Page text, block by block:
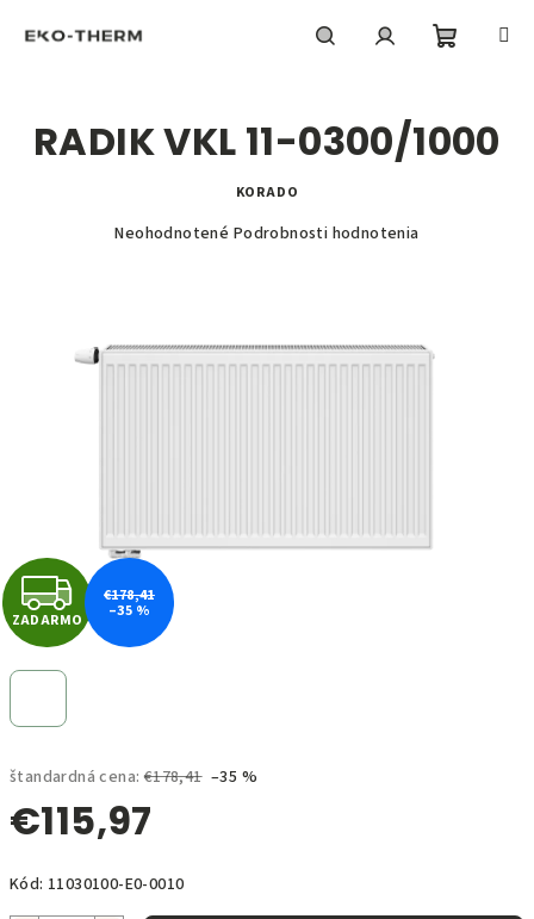
košík
štandardná cena: €178,41 –35 %
€115,97
cena:
Kód: 11030100-E0-0010
RADIK VKL 11-0300/1000
KORADO
Priemerné
z
Neohodnotené Podrobnosti hodnotenia
Z
A
R
M
O
ZADARMO
€178,41
–35 %